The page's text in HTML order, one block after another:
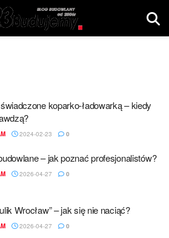
koparko-ładowarką – kiedy
2024-02-23 0
– jak poznać profesjonalistów?
2026-04-27 0
Wrocław” – jak się nie naciąć?
2026-04-27 0